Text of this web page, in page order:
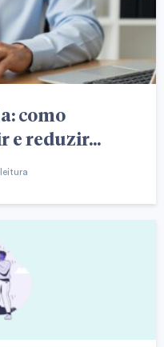
como
e reduzir...